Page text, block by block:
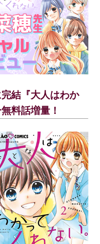
完結『大人はわか
料話増量！